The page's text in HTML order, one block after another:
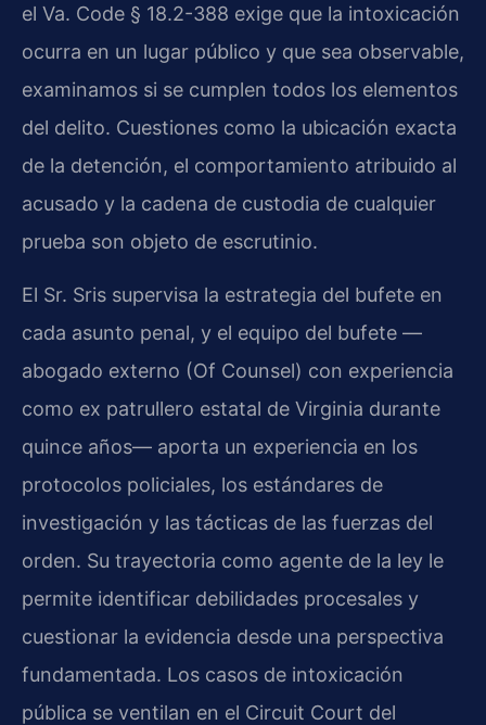
el Va. Code § 18.2-388 exige que la intoxicación
ocurra en un lugar público y que sea observable,
examinamos si se cumplen todos los elementos
del delito. Cuestiones como la ubicación exacta
de la detención, el comportamiento atribuido al
acusado y la cadena de custodia de cualquier
prueba son objeto de escrutinio.
El Sr. Sris supervisa la estrategia del bufete en
cada asunto penal, y el equipo del bufete —
abogado externo (Of Counsel) con experiencia
como ex patrullero estatal de Virginia durante
quince años— aporta un experiencia en los
protocolos policiales, los estándares de
investigación y las tácticas de las fuerzas del
orden. Su trayectoria como agente de la ley le
permite identificar debilidades procesales y
cuestionar la evidencia desde una perspectiva
fundamentada. Los casos de intoxicación
pública se ventilan en el Circuit Court del